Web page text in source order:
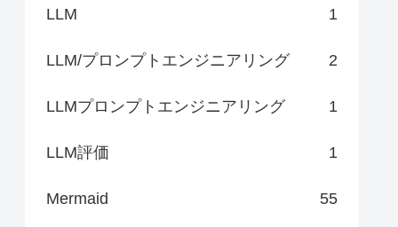
LLM 1
LLM/プロンプトエンジニアリング 2
LLMプロンプトエンジニアリング 1
LLM評価 1
Mermaid 55